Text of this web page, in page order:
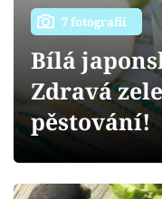
Přihlášení
Sledujte nás
7 fotografií
Bílá
Zdravá
pěstování!